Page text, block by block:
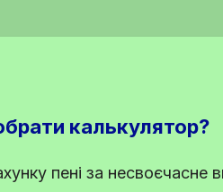
калькулятор?
пені за